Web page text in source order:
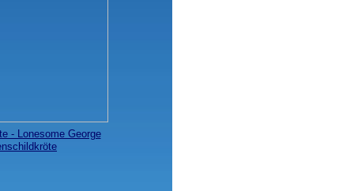
- Lonesome George